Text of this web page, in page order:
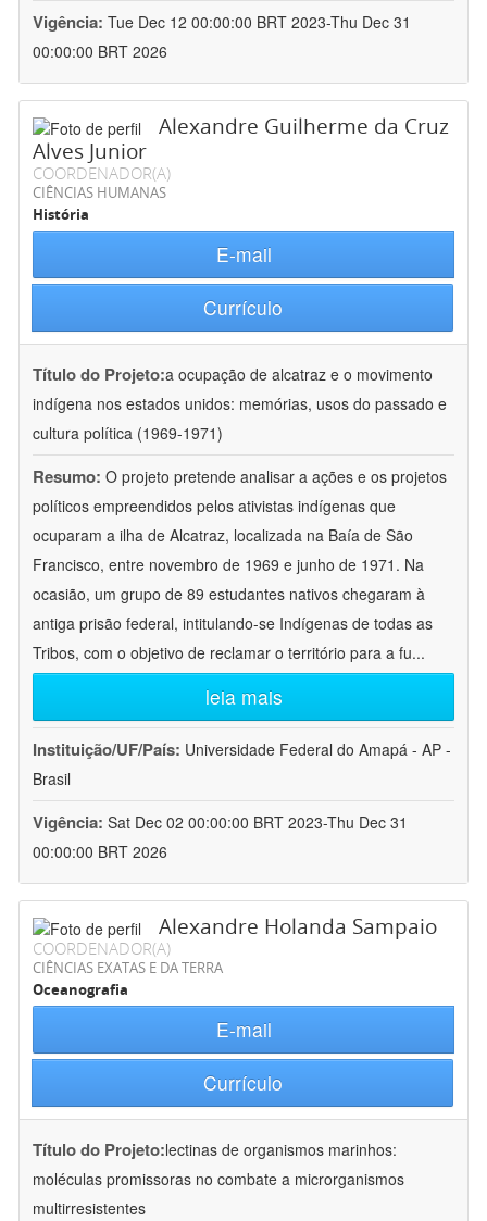
Vigência: Tue Dec 12 00:00:00 BRT 2023-Thu Dec 31
00:00:00 BRT 2026
Alexandre Guilherme da Cruz
Alves Junior
COORDENADOR(A)
CIÊNCIAS HUMANAS
História
E-mail
Currículo
Título do Projeto:a ocupação de alcatraz e o movimento
indígena nos estados unidos: memórias, usos do passado e
cultura política (1969-1971)
Resumo: O projeto pretende analisar a ações e os projetos
políticos empreendidos pelos ativistas indígenas que
ocuparam a ilha de Alcatraz, localizada na Baía de São
Francisco, entre novembro de 1969 e junho de 1971. Na
ocasião, um grupo de 89 estudantes nativos chegaram à
antiga prisão federal, intitulando-se Indígenas de todas as
Tribos, com o objetivo de reclamar o território para a fu...
leia mais
Instituição/UF/País: Universidade Federal do Amapá - AP -
Brasil
Vigência: Sat Dec 02 00:00:00 BRT 2023-Thu Dec 31
00:00:00 BRT 2026
Alexandre Holanda Sampaio
COORDENADOR(A)
CIÊNCIAS EXATAS E DA TERRA
Oceanografia
E-mail
Currículo
Título do Projeto:lectinas de organismos marinhos:
moléculas promissoras no combate a microrganismos
multirresistentes